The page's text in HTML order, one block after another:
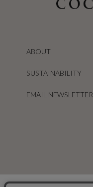
ABOUT
SUSTAINABILITY
EMAIL NEWSLETTER